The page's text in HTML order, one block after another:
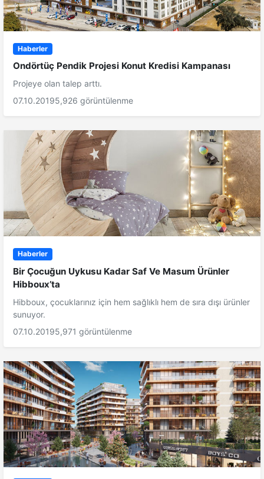
Haberler
Ondörtüç Pendik Projesi Konut Kredisi Kampanası
Projeye olan talep arttı.
07.10.20195,926 görüntülenme
Haberler
Bir Çocuğun Uykusu Kadar Saf Ve Masum Ürünler
Hibboux’ta
Hibboux, çocuklarınız için hem sağlıklı hem de sıra dışı ürünler
sunuyor.
07.10.20195,971 görüntülenme